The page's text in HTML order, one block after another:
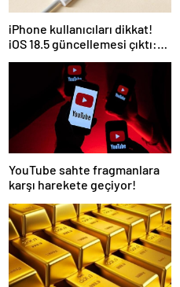
iPhone kullanıcıları dikkat!
iOS 18.5 güncellemesi çıktı:
İşte tüm yenilikler
YouTube sahte fragmanlara
karşı harekete geçiyor!